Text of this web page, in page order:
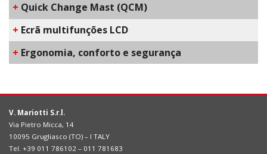
+ Q​uick Change Mast​ (QCM)
+ Ecrã multifunções LCD
+ ​Ergonomia, conforto e segurança
V. Mariotti S.r.l.
Via Pietro Micca, 14
10095 Grugliasco (TO) – I TALY
Tel. +39 011 786102 – 011 781683